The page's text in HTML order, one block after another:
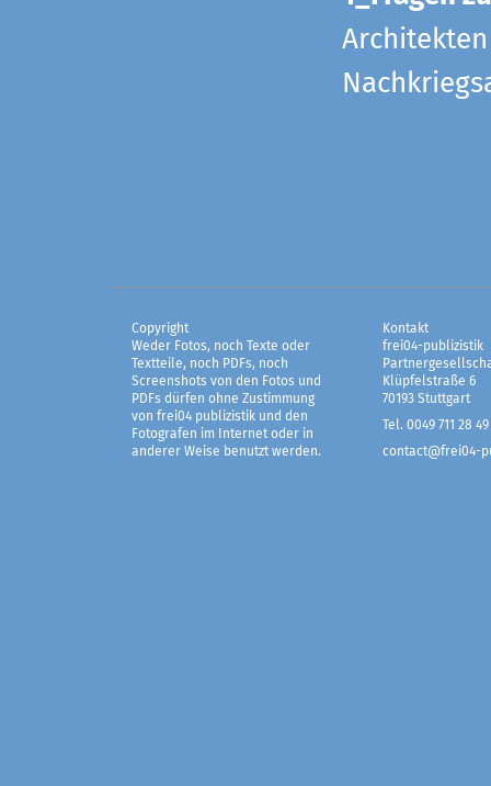
Copyright
Weder Fotos, noch Texte oder
Textteile, noch PDFs, noch
Screenshots von den Fotos und
PDFs dürfen ohne Zustimmung
von frei04 publizistik und den
Fotografen im Internet oder in
anderer Weise benutzt werden.
Kontakt
frei04-publizistik
Klüpfelstraße 6
70193 Stuttgart
Tel. 0049 711 28 49
contact@frei04-